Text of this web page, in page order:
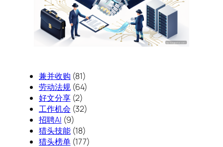
兼并收购 (81)
劳动法规(64)
好文分享(2)
工作机会 (32)
招聘AI (9)
猎头技能(18)
猎头榜单(177)